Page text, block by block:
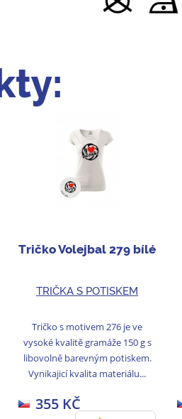
Tričko Volejbal 279 bílé
TRIČKA S POTISKEM
Tričko s motivem 276 je ve
vysoké kvalitě gramáže 150 g s
libovolně barevným potiskem.
Vynikajicí kvalita materiálu...
355 KČ